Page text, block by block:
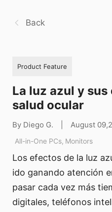
Back
Product Feature
La luz azul y sus
salud ocular
By Diego G. August
All-in-One PCs, Monitors
Los efectos de la luz
ido ganando atención
pasar cada vez más
digitales, teléfonos